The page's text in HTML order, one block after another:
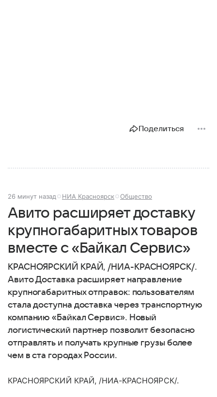
Поделиться
26 минут назад НИА Красноярск Общество
Авито расширяет доставку
крупногабаритных товаров
вместе с «Байкал Сервис»
КРАСНОЯРСКИЙ КРАЙ, /НИА-КРАСНОЯРСК/.
Авито Доставка расширяет направление
крупногабаритных отправок: пользователям
стала доступна доставка через транспортную
компанию «Байкал Сервис». Новый
логистический партнер позволит безопасно
отправлять и получать крупные грузы более
чем в ста городах России.
КРАСНОЯРСКИЙ КРАЙ, /НИА-КРАСНОЯРСК/.